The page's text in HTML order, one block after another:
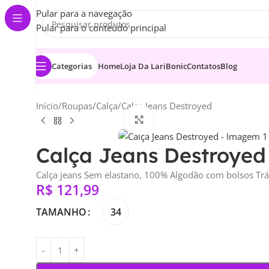
Pular para a navegação
Pular para o conteúdo principal
Categorias HomeLoja Da LariBonicContatosBlog
Início Roupas Calça Calça Jeans Destroyed
Calça Jeans Destroyed
Calça jeans Sem elastano, 100% Algodão com bolsos
R$ 121,99
TAMANHO 34